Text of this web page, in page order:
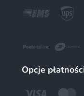
Opcje